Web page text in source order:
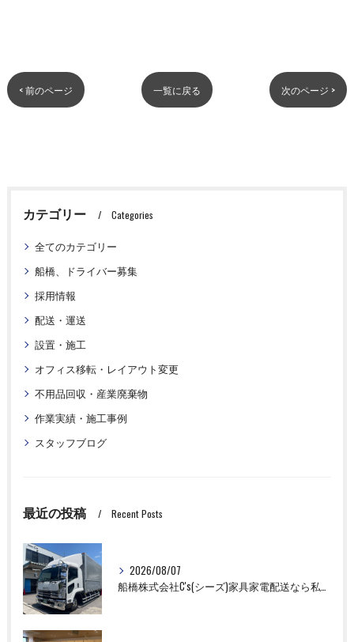
< 前のページ 一覧に戻る 次のページ >
カテゴリー Categories
全てのカテゴリー
船橋、ドライバー募集
採用情報
配送・運送
設置・施工
オフィス移転・レイアウト変更
不用品回収・産業廃棄物
作業実績・施工事例
スタッフブログ
最近の投稿 Recent Posts
2026/08/07
船橋株式会社C's(シーズ)家具家電配送なら私たちにお任せください！